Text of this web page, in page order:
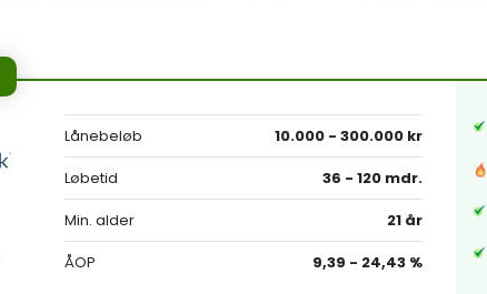
Lånebeløb
10.000 - 300.000 kr
Løbetid
36 - 120 mdr.
Min. alder
21 år
ÅOP
9,39 - 24,43 %